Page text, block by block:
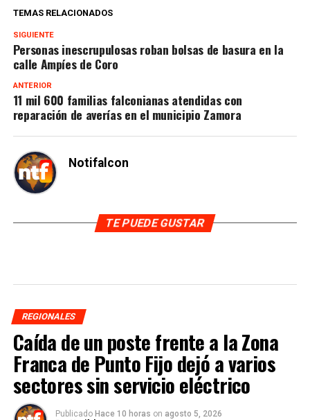
TEMAS RELACIONADOS
SIGUIENTE
Personas inescrupulosas roban bolsas de basura en la
calle Ampíes de Coro
ANTERIOR
11 mil 600 familias falconianas atendidas con
reparación de averías en el municipio Zamora
Notifalcon
TE PUEDE GUSTAR
REGIONALES
Caída de un poste frente a la Zona
Franca de Punto Fijo dejó a varios
sectores sin servicio eléctrico
Publicado Hace 10 horas on agosto 5, 2026